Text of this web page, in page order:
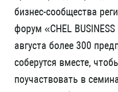
бизнес-сообщества
форум «CHEL
августа более 300
соберутся вместе,
поучаствовать в